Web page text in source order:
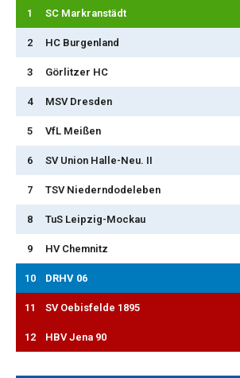
1 SC Markranstädt
2 HC Burgenland
3 Görlitzer HC
4 MSV Dresden
5 VfL Meißen
6 SV Union Halle-Neu. II
7 TSV Niederndodeleben
8 TuS Leipzig-Mockau
9 HV Chemnitz
10 DRHV 06
11 SV Oebisfelde 1895
12 HBV Jena 90